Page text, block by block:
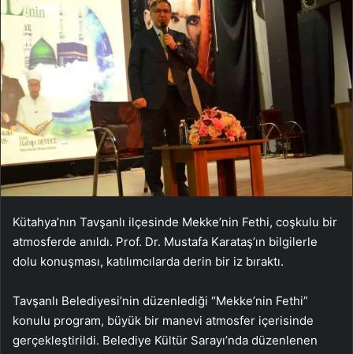
Kütahya’nın Tavşanlı ilçesinde Mekke’nin Fethi, coşkulu bir
atmosferde anıldı. Prof. Dr. Mustafa Karataş’ın bilgilerle
dolu konuşması, katılımcılarda derin bir iz bıraktı.
Tavşanlı Belediyesi’nin düzenlediği “Mekke’nin Fethi”
konulu program, büyük bir manevi atmosfer içerisinde
gerçekleştirildi. Belediye Kültür Sarayı’nda düzenlenen